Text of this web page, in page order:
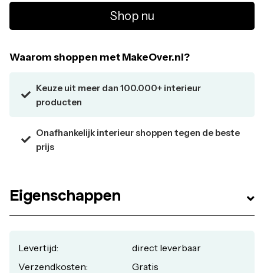
worden! Een unieke aanwinst voor de tuin. Verkrijgbaar
in verschillende kleuren en afmetingen.- Afmetingen
Shop nu
Waarom shoppen met MakeOver.nl?
Keuze uit meer dan 100.000+ interieur
producten
Onafhankelijk interieur shoppen tegen de beste
prijs
Eigenschappen
Levertijd:
direct leverbaar
Verzendkosten:
Gratis